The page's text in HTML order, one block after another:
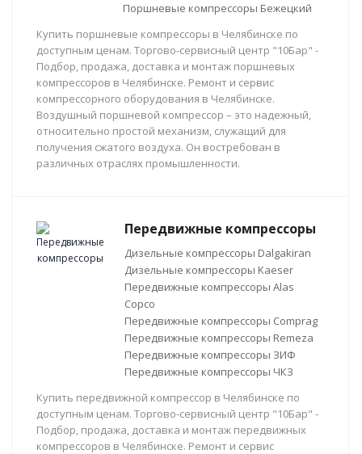
Поршневые компрессоры Бежецкий
Купить поршневые компрессоры в Челябинске по
доступным ценам. Торгово-сервисный центр "10Бар" -
Подбор, продажа, доставка и монтаж поршневых
компрессоров в Челябинске. Ремонт и сервис
компрессорного оборудования в Челябинске.
Воздушный поршневой компрессор – это надежный,
относительно простой механизм, служащий для
получения сжатого воздуха. Он востребован в
различных отраслях промышленности.
Передвижные компрессоры
Дизельные компрессоры Dalgakiran
Дизельные компрессоры Kaeser
Передвижные компрессоры Alas
Copco
Передвижные компрессоры Comprag
Передвижные компрессоры Remeza
Передвижные компрессоры ЗИФ
Передвижные компрессоры ЧКЗ
Купить передвижной компрессор в Челябинске по
доступным ценам. Торгово-сервисный центр "10Бар" -
Подбор, продажа, доставка и монтаж передвижных
компрессоров в Челябинске. Ремонт и сервис